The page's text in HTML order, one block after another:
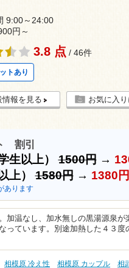
9:00～24:00
円～
3.8 点 / 46件
トあり
情報を見る お気に入
割引
生以上）1500円→
上）1580円→ 1380円
あります
加温なし、加水無しの黒湯源泉が
っています。別途加熱した４３度
相模原 冷え性 相模原 カップル 相